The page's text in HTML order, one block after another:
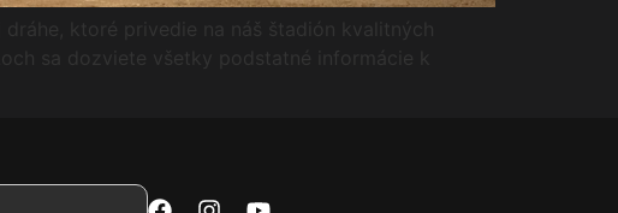
ktoré privedie na náš štadión kvalitných
sa dozviete všetky podstatné informácie k